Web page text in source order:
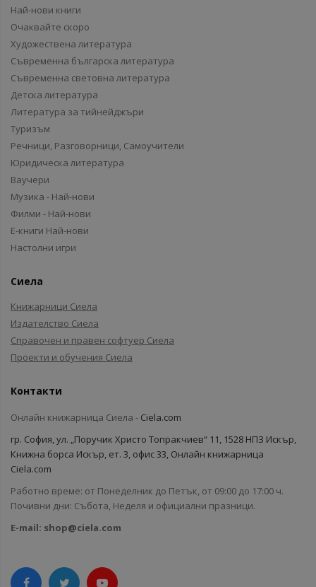
Най-нови книги
Очаквайте скоро
Художествена литература
Съвременна българска литература
Съвременна световна литература
Детска литература
Литература за тийнейджъри
Туризъм
Речници, Разговорници, Самоучители
Юридическа литература
Ваучери
Музика - Най-нови
Филми - Най-нови
Е-книги Най-нови
Настолни игри
Сиела
Книжарници Сиела
Издателство Сиела
Справочен и правен софтуер Сиела
Проекти и обучения Сиела
Контакти
Онлайн книжарница Сиела - Ciela.com
гр. София, ул. „Поручик Христо Топракчиев“ 11, 1528 НПЗ Искър,
Книжна борса Искър, ет. 3, офис 33, Онлайн книжарница
Ciela.com
Работно време: от Понеделник до Петък, от 09:00 до 17:00 ч.
Почивни дни: Събота, Неделя и официални празници.
E-mail: shop@ciela.com